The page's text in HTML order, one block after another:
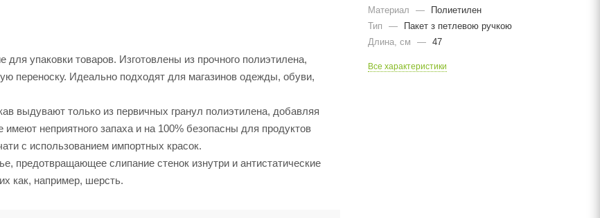
упаковки товаров. Изготовлены из прочного полиэтилена,
переноску. Идеально подходят для магазинов одежды, обуви,
выдувают только из первичных гранул полиэтилена, добавляя
неприятного запаха и на 100% безопасны для продуктов
с использованием импортных красок.
предотвращающее слипание стенок изнутри и антистатические
как, например, шерсть.
Материал
—
Полиетилен
Тип
—
Пакет з петлевою ручкою
Длина, cм
— 47
Все характеристики